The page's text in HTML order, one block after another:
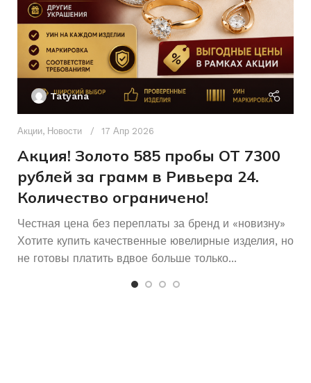
ВСТАВКА Без вставок
БРЕНД Без бренда
РАЗМЕР БРАСЛЕТА
ДЛЯ КОГО Для всех
СОСТОЯНИЕ Б/У
Tatyana
Акции, Новости 17 Апр 2026
Акция! Золото 585 пробы ОТ 7300
рублей за грамм в Ривьера 24.
Количество ограничено!
Честная цена без переплаты за бренд и «новизну»
Хотите купить качественные ювелирные изделия, но
не готовы платить вдвое больше только...